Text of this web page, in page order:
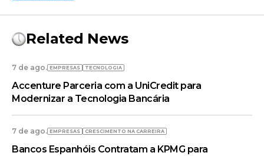
Related News
7 de ago. EMPRESAS TECNOLOGIA
Accenture Parceria com a UniCredit para
Modernizar a Tecnologia Bancária
7 de ago. EMPRESAS CRESCIMENTO NA CARREIRA
Bancos Espanhóis Contratam a KPMG para